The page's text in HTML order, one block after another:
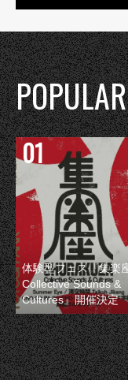
POPULAR
体験型フェス『集楽
Collective Sounds &
Cultures』開催決定